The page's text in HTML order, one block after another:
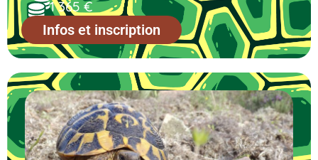
1 365 €
Infos et inscription